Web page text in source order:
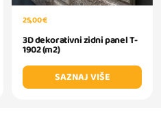
25,00 €
3D dekorativni zidni panel T-
1902 (m2)
SAZNAJ VIŠE